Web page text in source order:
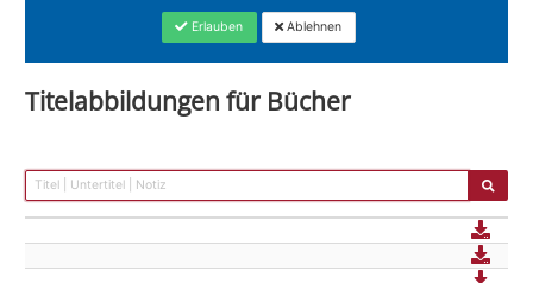
Erlauben Ablehnen
Titelabbildungen für Bücher